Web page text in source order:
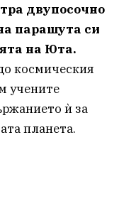
двупосочно
парашута си
на Юта.
космическия
учените
ѝ за
планета.